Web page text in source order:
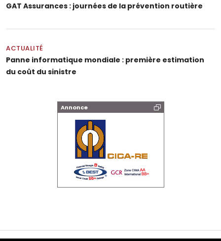
GAT Assurances : journées de la prévention routière
ACTUALITÉ
Panne informatique mondiale : première estimation
du coût du sinistre
Annonce